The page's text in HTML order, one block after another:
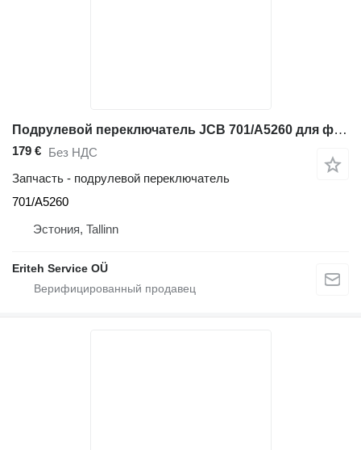
Подрулевой переключатель JCB 701/A5260 для фронтального погрузчика JCB 411, 413, 417, 418, 419, 427, 435, 437, 457, 701/A5260
179 € Без НДС
Запчасть - подрулевой переключатель
701/A5260
Эстония, Tallinn
Eriteh Service OÜ